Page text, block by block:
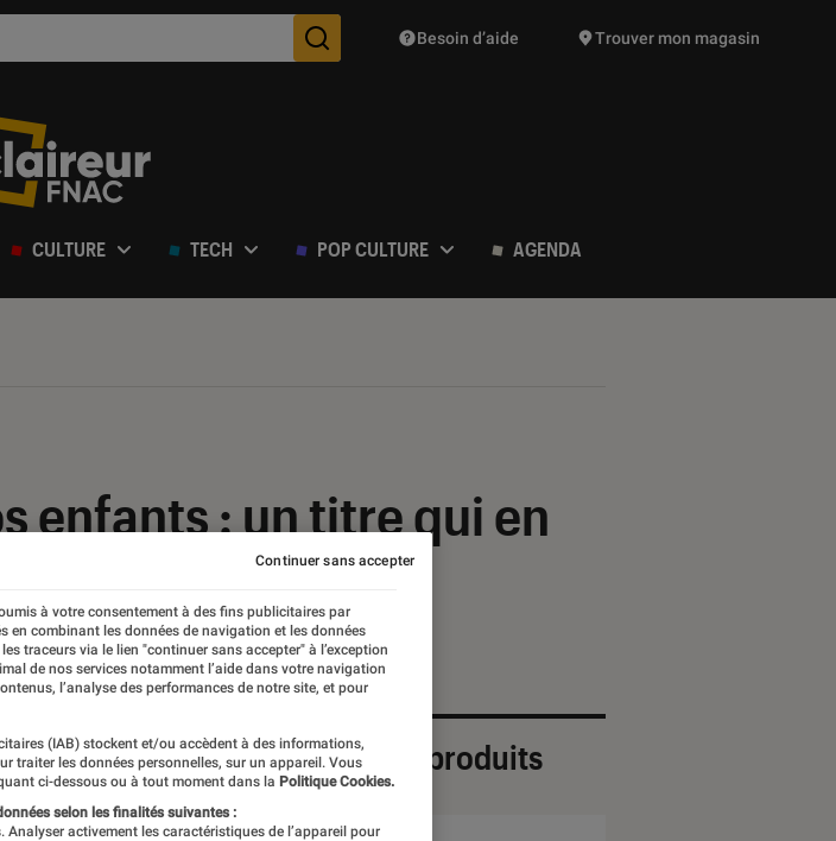
Des suggestions de produits vont vous être proposées
Besoin d’aide Trouver mon magasin
CULTURE TECH POP CULTURE AGENDA
enfants : un titre qui en
Sélection de produits
à votre consentement à des fins publicitaires par
en combinant les données de navigation et les données
traceurs via le lien "continuer sans accepter" à l’exception
de nos services notamment l’aide dans votre navigation
l’analyse des performances de notre site, et pour
(IAB) stockent et/ou accèdent à des informations,
traiter les données personnelles, sur un appareil. Vous
ci-dessous ou à tout moment dans la Politique Cookies.
selon les finalités suivantes :
activement les caractéristiques de l’appareil pour
Continuer sans accepter